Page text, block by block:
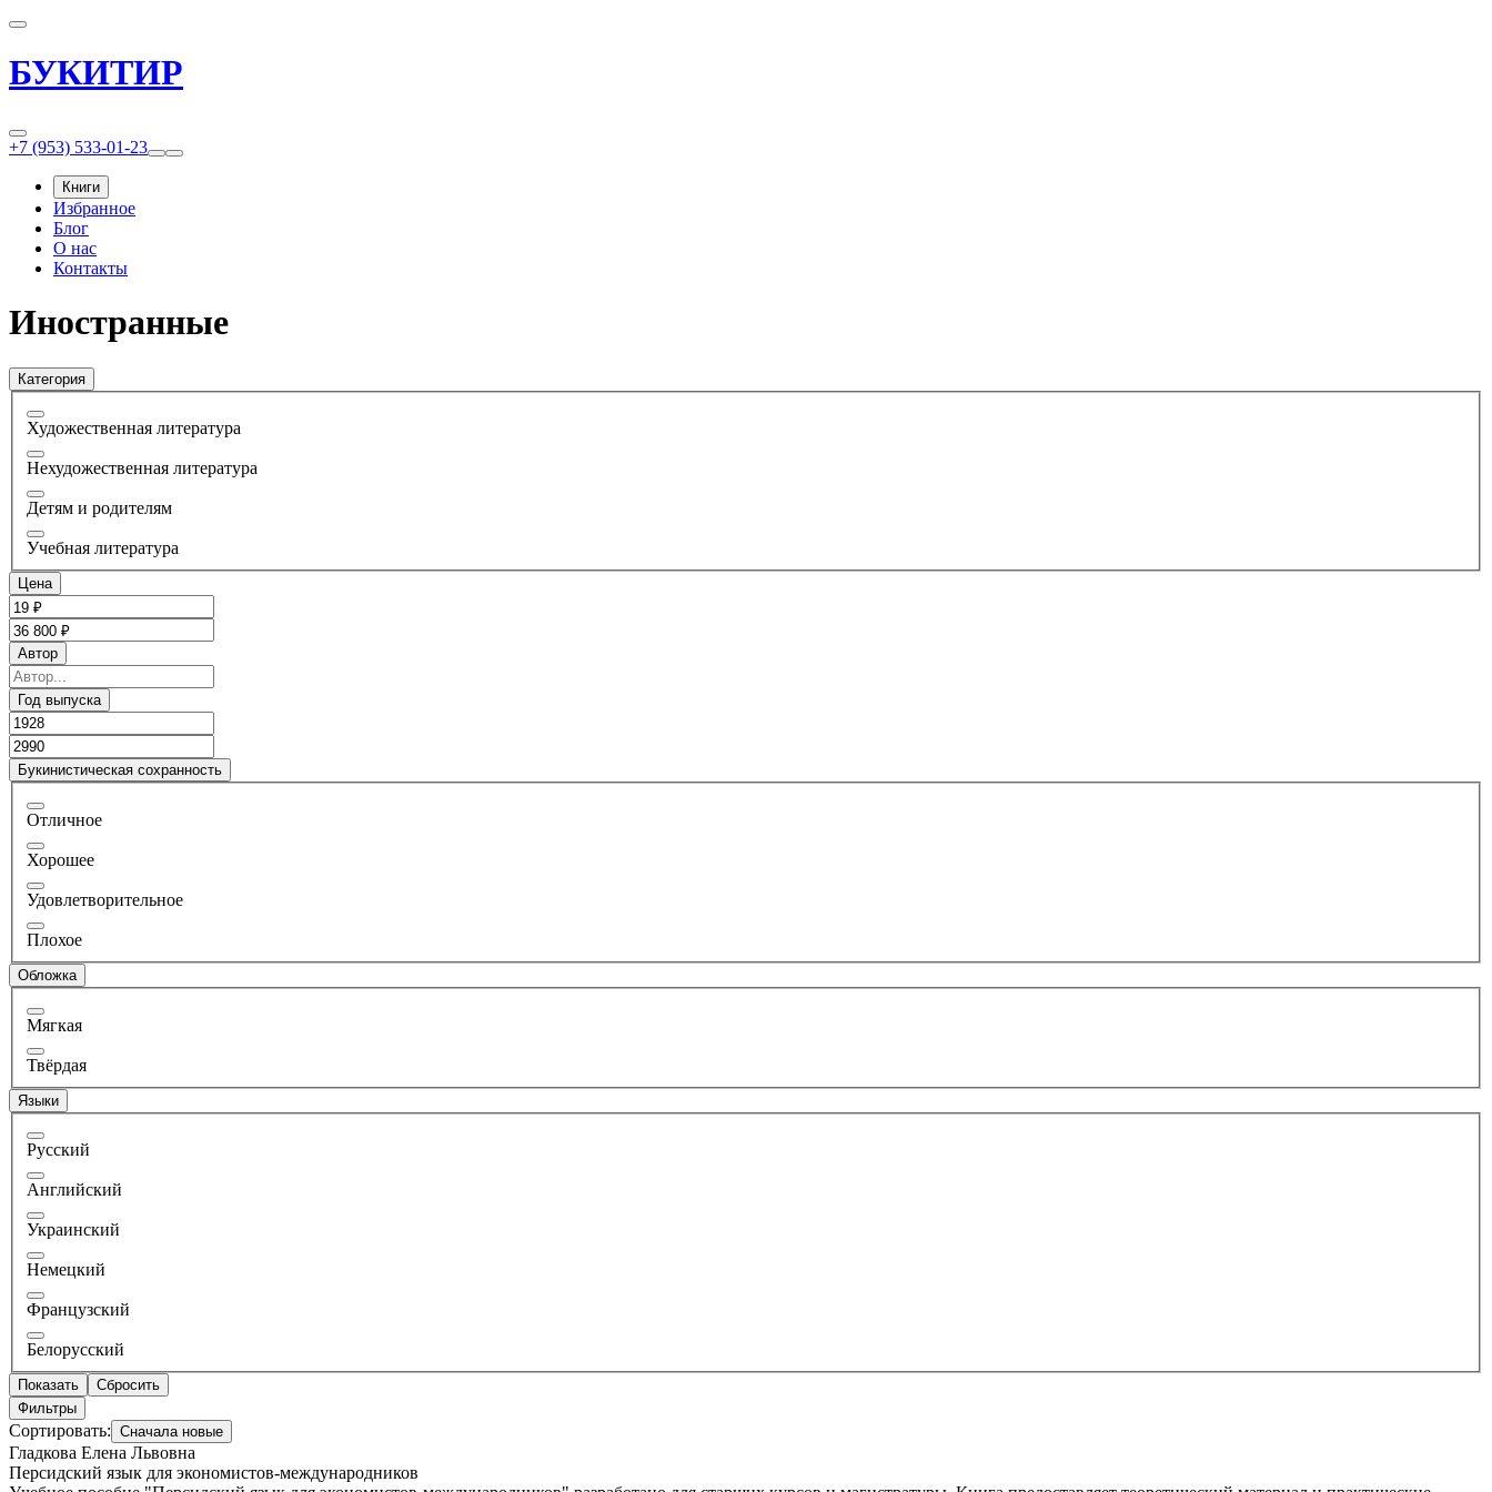
БУКИТИР
+7 (953) 533-01-23
Книги
Избранное
Блог
О нас
Контакты
Иностранные
Категория
Художественная литература
Нехудожественная литература
Детям и родителям
Учебная литература
Цена
Автор
Год выпуска
Букинистическая сохранность
Отличное
Хорошее
Удовлетворительное
Плохое
Обложка
Мягкая
Твёрдая
Языки
Русский
Английский
Украинский
Немецкий
Французский
Белорусский
Показать
Сбросить
Фильтры
Сортировать: Сначала новые
Гладкова Елена Львовна
Персидский язык для экономистов-международников